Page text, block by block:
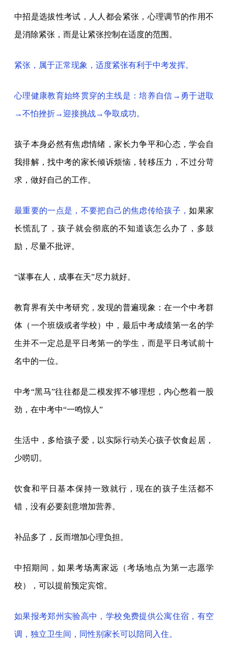
中招是选拔性考试，人人都会紧张，心理调节的作用不
是消除紧张，而是让紧张控制在适度的范围。
紧张，属于正常现象，适度紧张有利于中考发挥。
心理健康教育始终贯穿的主线是：培养自信→勇于进取
→不怕挫折→迎接挑战→争取成功。
孩子本身必然有焦虑情绪，家长力争平和心态，学会自
我排解，找中考的家长倾诉烦恼，转移压力，不过分苛
求，做好自己的工作。
最重要的一点是，不要把自己的焦虑传给孩子，如果家
长慌乱了，孩子就会彻底的不知道该怎么办了，多鼓
励，尽量不批评。
“谋事在人，成事在天”尽力就好。
教育界有关中考研究，发现的普遍现象：在一个中考群
体（一个班级或者学校）中，最后中考成绩第一名的学
生并不一定总是平日考第一的学生，而是平日考试前十
名中的一位。
中考“黑马”往往都是二模发挥不够理想，内心憋着一股
劲，在中考中“一鸣惊人”
生活中，多给孩子爱，以实际行动关心孩子饮食起居，
少唠叨。
饮食和平日基本保持一致就行，现在的孩子生活都不
错，没有必要刻意增加营养。
补品多了，反而增加心理负担。
中招期间，如果考场离家远（考场地点为第一志愿学
校），可以提前预定宾馆。
如果报考郑州实验高中，学校免费提供公寓住宿，有空
调，独立卫生间，同性别家长可以陪同入住。